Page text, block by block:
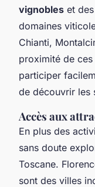
vignobles et des
domaines
Chianti,
proximité de
participer
de découvrir les
Accès aux
En plus des
sans doute
Toscane.
sont des villes